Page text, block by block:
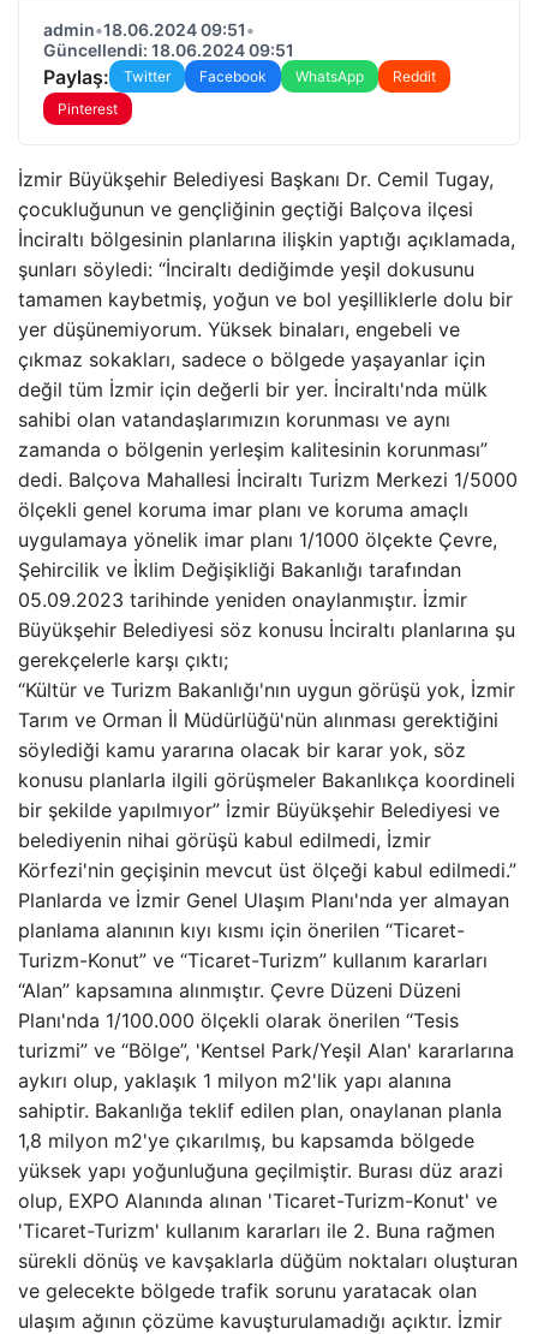
admin•18.06.2024 09:51•
Güncellendi: 18.06.2024 09:51
Paylaş: Twitter Facebook WhatsApp
Reddit
Pinterest
İzmir Büyükşehir Belediyesi Başkanı Dr. Cemil Tugay,
çocukluğunun ve gençliğinin geçtiği Balçova ilçesi
İnciraltı bölgesinin planlarına ilişkin yaptığı açıklamada,
şunları söyledi: “İnciraltı dediğimde yeşil dokusunu
tamamen kaybetmiş, yoğun ve bol yeşilliklerle dolu bir
yer düşünemiyorum. Yüksek binaları, engebeli ve
çıkmaz sokakları, sadece o bölgede yaşayanlar için
değil tüm İzmir için değerli bir yer. İnciraltı'nda mülk
sahibi olan vatandaşlarımızın korunması ve aynı
zamanda o bölgenin yerleşim kalitesinin korunması”
dedi. Balçova Mahallesi İnciraltı Turizm Merkezi 1/5000
ölçekli genel koruma imar planı ve koruma amaçlı
uygulamaya yönelik imar planı 1/1000 ölçekte Çevre,
Şehircilik ve İklim Değişikliği Bakanlığı tarafından
05.09.2023 tarihinde yeniden onaylanmıştır. İzmir
Büyükşehir Belediyesi söz konusu İnciraltı planlarına şu
gerekçelerle karşı çıktı;
“Kültür ve Turizm Bakanlığı'nın uygun görüşü yok, İzmir
Tarım ve Orman İl Müdürlüğü'nün alınması gerektiğini
söylediği kamu yararına olacak bir karar yok, söz
konusu planlarla ilgili görüşmeler Bakanlıkça koordineli
bir şekilde yapılmıyor” İzmir Büyükşehir Belediyesi ve
belediyenin nihai görüşü kabul edilmedi, İzmir
Körfezi'nin geçişinin mevcut üst ölçeği kabul edilmedi.”
Planlarda ve İzmir Genel Ulaşım Planı'nda yer almayan
planlama alanının kıyı kısmı için önerilen “Ticaret-
Turizm-Konut” ve “Ticaret-Turizm” kullanım kararları
“Alan” kapsamına alınmıştır. Çevre Düzeni Düzeni
Planı'nda 1/100.000 ölçekli olarak önerilen “Tesis
turizmi” ve “Bölge”, 'Kentsel Park/Yeşil Alan' kararlarına
aykırı olup, yaklaşık 1 milyon m2'lik yapı alanına
sahiptir. Bakanlığa teklif edilen plan, onaylanan planla
1,8 milyon m2'ye çıkarılmış, bu kapsamda bölgede
yüksek yapı yoğunluğuna geçilmiştir. Burası düz arazi
olup, EXPO Alanında alınan 'Ticaret-Turizm-Konut' ve
'Ticaret-Turizm' kullanım kararları ile 2. Buna rağmen
sürekli dönüş ve kavşaklarla düğüm noktaları oluşturan
ve gelecekte bölgede trafik sorunu yaratacak olan
ulaşım ağının çözüme kavuşturulamadığı açıktır. İzmir